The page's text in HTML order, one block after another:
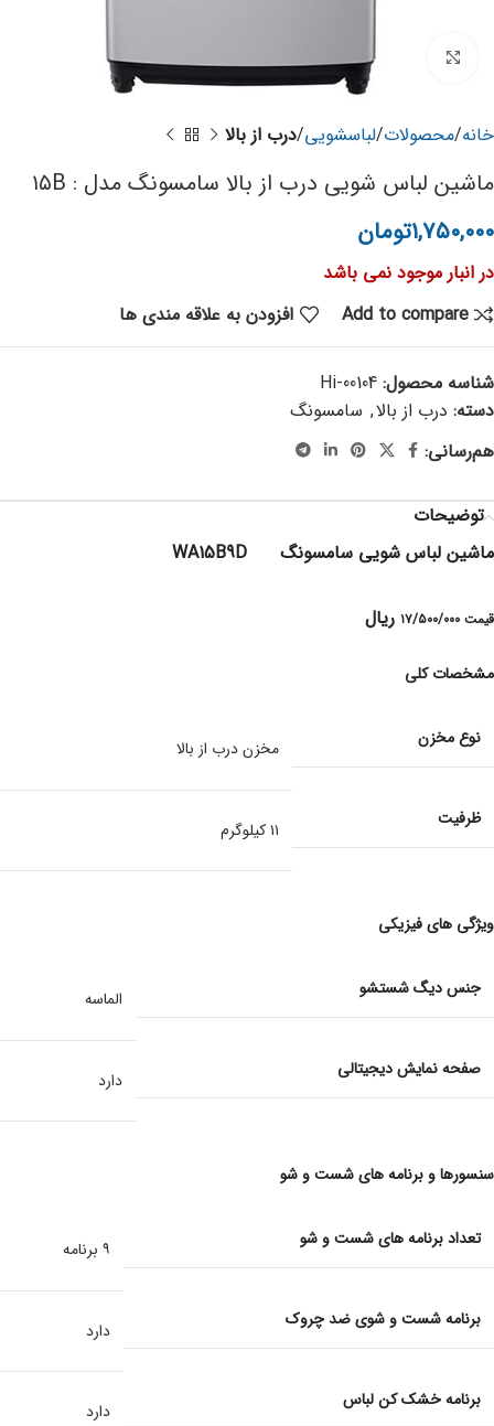
برای بزرگنمایی کلیک کنید
خانه محصولات لباسشویی درب از بالا
ماشین لباس شویی درب از بالا سامسونگ مدل : ۱۵B
۱,۷۵۰,۰۰۰تومان
در انبار موجود نمی باشد
Add to compare
افزودن به علاقه مندی ها
شناسه محصول: Hi-00104
دسته: درب از بالا, سامسونگ
هم‌رسانی:
توضیحات
ماشین لباس شویی سامسونگ WA15B9D
قیمت ۱۷/۵۰۰/۰۰۰ ریال
مشخصات کلی
نوع مخزن مخزن درب از بالا
ظرفیت ۱۱ کیلوگرم
ویژگی های فیزیکی
جنس دیگ شستشو الماسه
صفحه نمایش دیجیتالی دارد
سنسورها و برنامه های شست و شو
تعداد برنامه های شست و شو ۹ برنامه
برنامه شست و شوی ضد چروک دارد
برنامه خشک کن لباس دارد